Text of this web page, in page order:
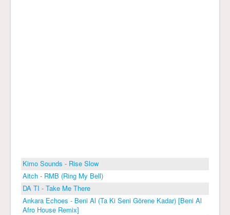
Kimo Sounds - Rise Slow
Aitch - RMB (Ring My Bell)
DA TI - Take Me There
Ankara Echoes - Beni Al (Ta Ki Seni Görene Kadar) [Beni Al
Afro House Remix]